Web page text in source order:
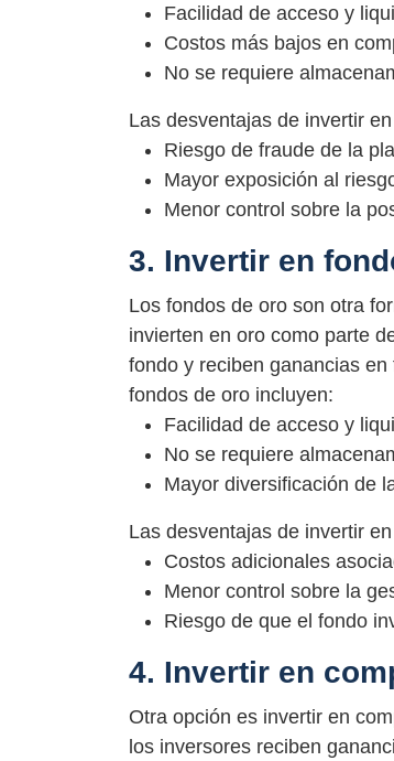
Facilidad de acceso y
Costos más bajos en
No se requiere
Las desventajas de invertir
Riesgo de fraude de la
Mayor exposición al
Menor control sobre la
3. Invertir en
Los fondos de oro son otra
invierten en oro como parte
fondo y reciben ganancias
fondos de oro incluyen:
Facilidad de acceso y
No se requiere
Mayor diversificación de
Las desventajas de invertir
Costos adicionales
Menor control sobre la
Riesgo de que el fondo
4. Invertir en
Otra opción es invertir en
los inversores reciben